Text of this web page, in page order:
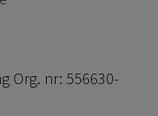
Org. nr: 556630-